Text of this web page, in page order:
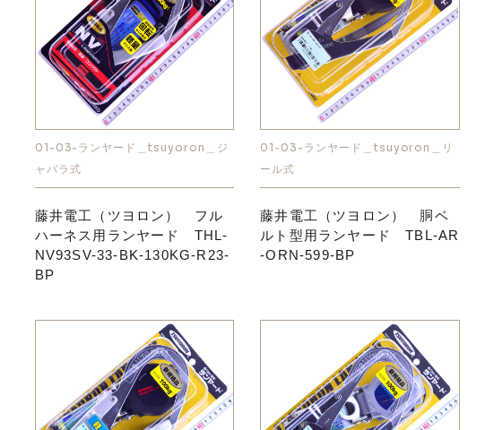
01-03-ランヤード＿tsuyoron＿ジ
ャバラ式
藤井電工（ツヨロン） フル
ハーネス用ランヤード THL-
NV93SV-33-BK-130KG-R23-
BP
01-03-ランヤード＿tsuyoron＿リ
ール式
藤井電工（ツヨロン） 胴ベ
ルト型用ランヤード TBL-AR
-ORN-599-BP